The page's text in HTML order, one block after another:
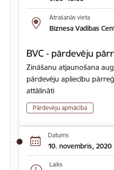
Atrašanās vieta
Biznesa Vadības
BVC - pārdevēju
Zināšanu atjaunošana
pārdevēju apliecību
attālināti
Pārdevēju apmācība
Datums
10. novembris, 2020
Laiks